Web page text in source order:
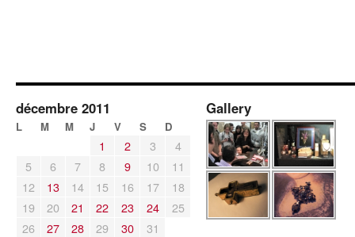
décembre 2011
L M M J V S D
1 2 3
4
5
6 7 8 9 10
11
12
13 14 15 16 17
18
19
20 21 22 23 24
25
26
27 28 29 30 31
Gallery